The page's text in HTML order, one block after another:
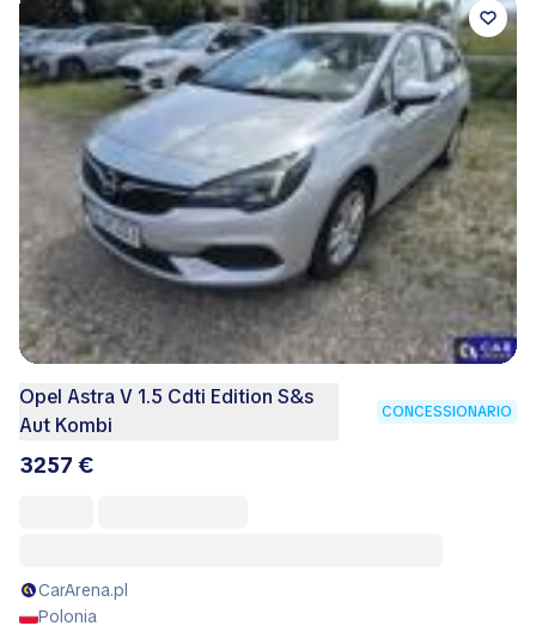
Opel Astra V 1.5 Cdti Edition S&s
Aut Kombi
CONCESSIONARIO
3257 €
CarArena.pl
Polonia